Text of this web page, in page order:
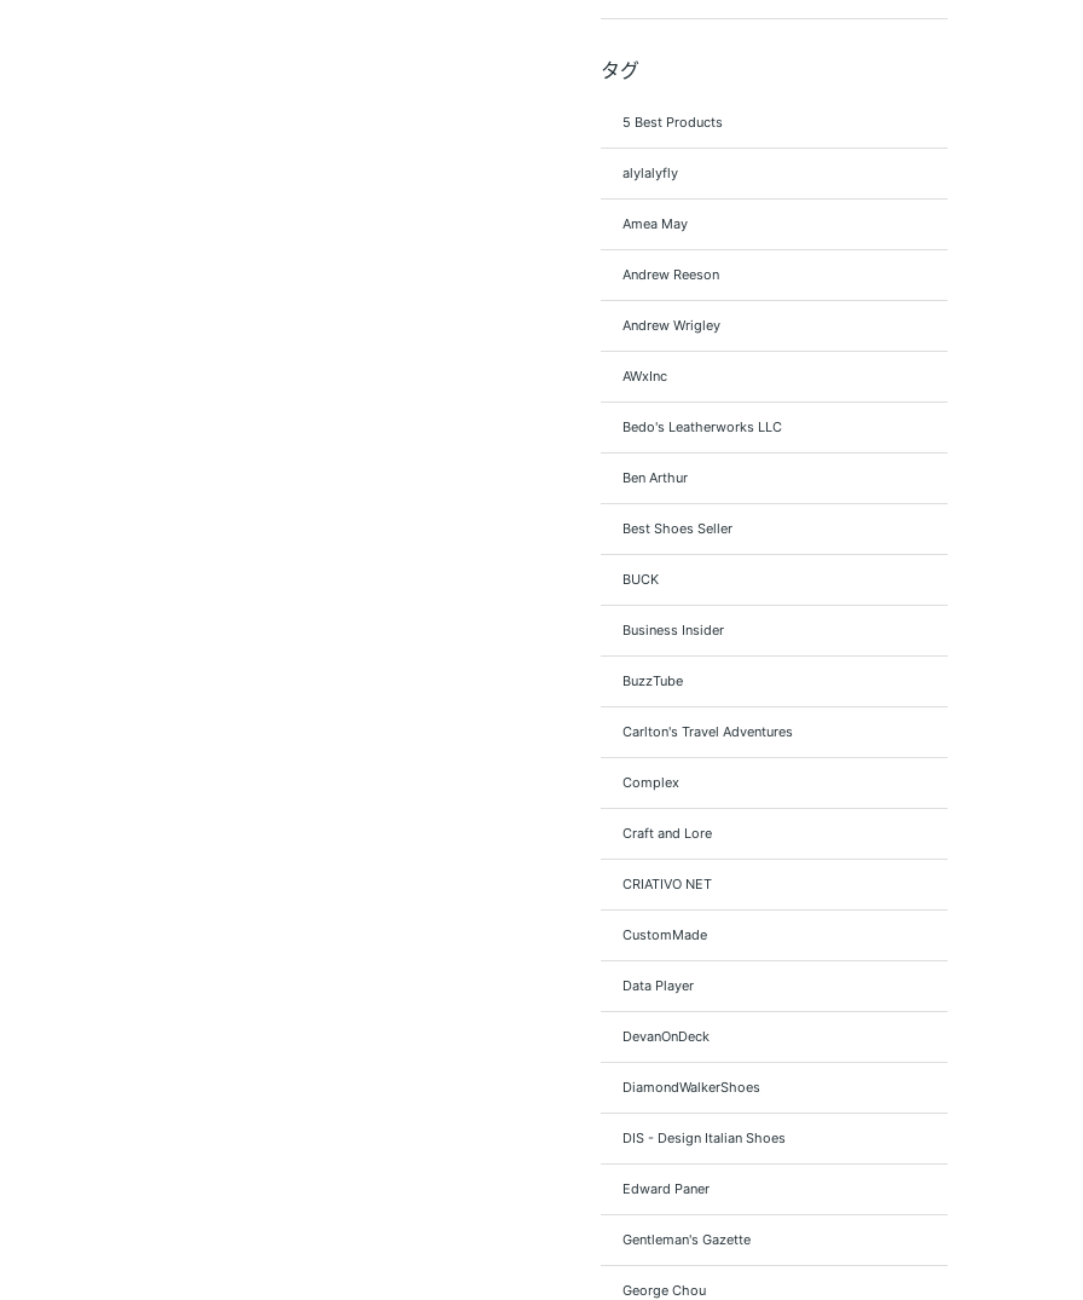
タグ
5 Best Products
alylalyfly
Amea May
Andrew Reeson
Andrew Wrigley
AWxInc
Bedo's Leatherworks LLC
Ben Arthur
Best Shoes Seller
BUCK
Business Insider
BuzzTube
Carlton's Travel Adventures
Complex
Craft and Lore
CRIATIVO NET
CustomMade
Data Player
DevanOnDeck
DiamondWalkerShoes
DIS - Design Italian Shoes
Edward Paner
Gentleman's Gazette
George Chou